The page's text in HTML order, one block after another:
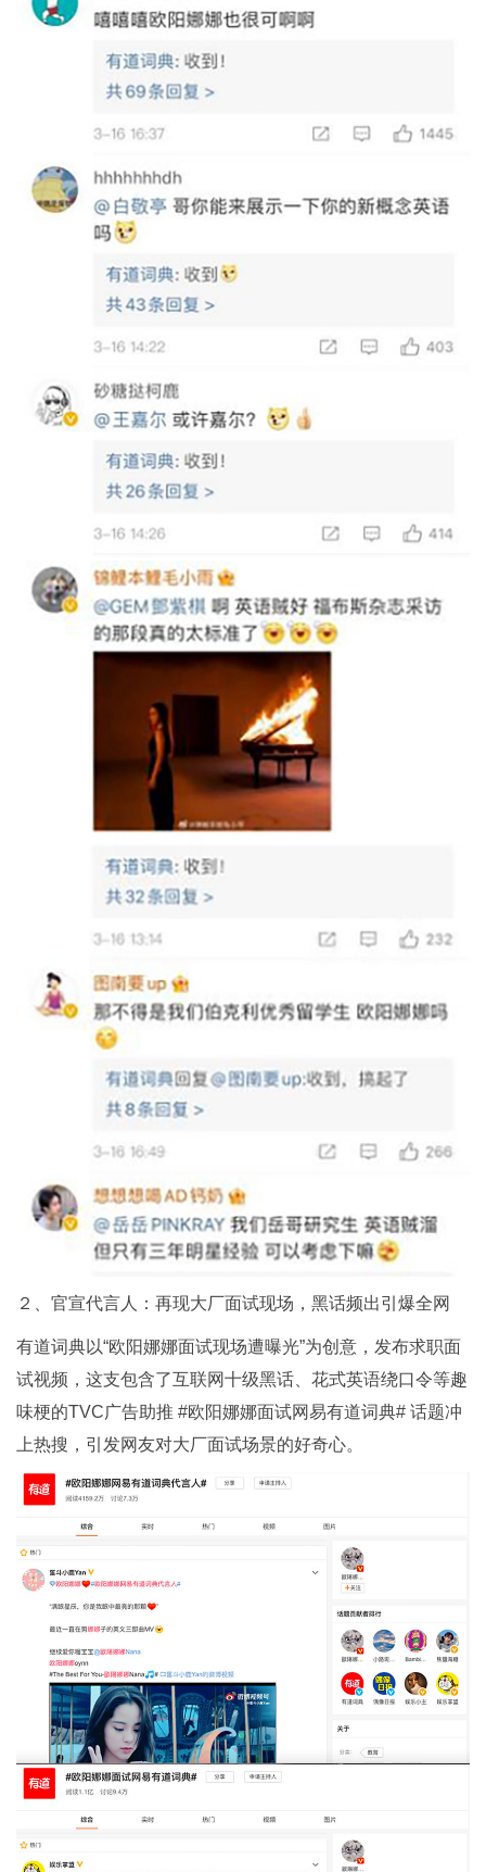
２、官宣代言人：再现大厂面试现场，黑话频出引爆全网
有道词典以“欧阳娜娜面试现场遭曝光”为创意，发布求职面
试视频，这支包含了互联网十级黑话、花式英语绕口令等趣
味梗的TVC广告助推 #欧阳娜娜面试网易有道词典# 话题冲
上热搜，引发网友对大厂面试场景的好奇心。